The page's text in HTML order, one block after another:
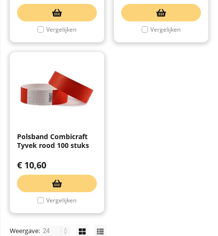
Vergelijken Vergelijken
Polsband Combicraft
Tyvek rood 100 stuks
€ 10,60
Vergelijken
Weergave: